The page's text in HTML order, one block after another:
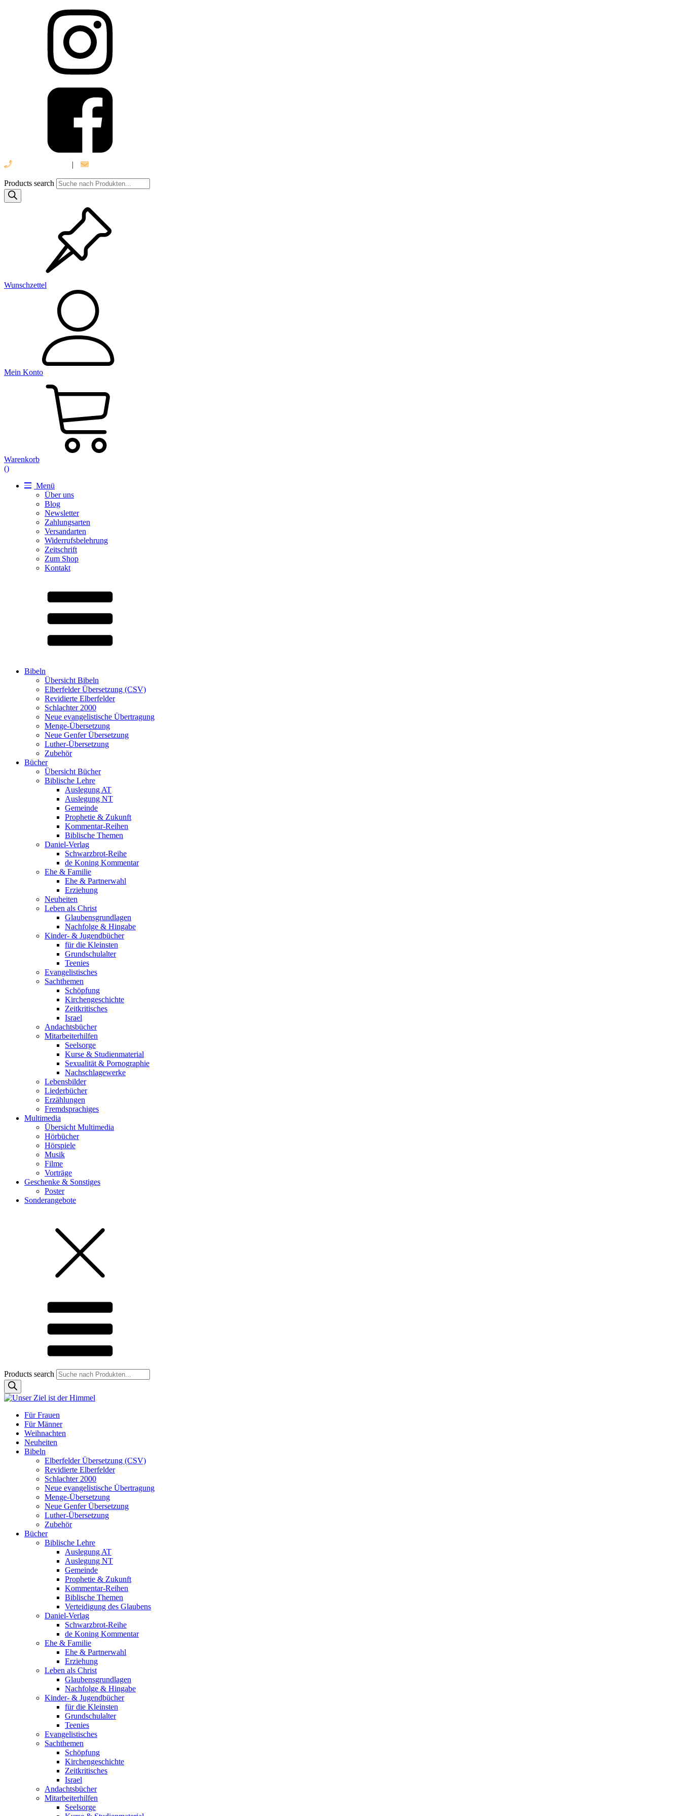
|
Products search
Wunschzettel
Mein Konto
Warenkorb
()
Menü
Über uns
Blog
Newsletter
Zahlungsarten
Versandarten
Widerrufsbelehrung
Zeitschrift
Zum Shop
Kontakt
Bibeln
Übersicht Bibeln
Elberfelder Übersetzung (CSV)
Revidierte Elberfelder
Schlachter 2000
Neue evangelistische Übertragung
Menge-Übersetzung
Neue Genfer Übersetzung
Luther-Übersetzung
Zubehör
Bücher
Übersicht Bücher
Biblische Lehre
Auslegung AT
Auslegung NT
Gemeinde
Prophetie & Zukunft
Kommentar-Reihen
Biblische Themen
Daniel-Verlag
Schwarzbrot-Reihe
de Koning Kommentar
Ehe & Familie
Ehe & Partnerwahl
Erziehung
Neuheiten
Leben als Christ
Glaubensgrundlagen
Nachfolge & Hingabe
Kinder- & Jugendbücher
für die Kleinsten
Grundschulalter
Teenies
Evangelistisches
Sachthemen
Schöpfung
Kirchengeschichte
Zeitkritisches
Israel
Andachtsbücher
Mitarbeiterhilfen
Seelsorge
Kurse & Studienmaterial
Sexualität & Pornographie
Nachschlagewerke
Lebensbilder
Liederbücher
Erzählungen
Fremdsprachiges
Multimedia
Übersicht Multimedia
Hörbücher
Hörspiele
Musik
Filme
Vorträge
Geschenke & Sonstiges
Poster
Sonderangebote
Products search
Für Frauen
Für Männer
Weihnachten
Neuheiten
Bibeln
Elberfelder Übersetzung (CSV)
Revidierte Elberfelder
Schlachter 2000
Neue evangelistische Übertragung
Menge-Übersetzung
Neue Genfer Übersetzung
Luther-Übersetzung
Zubehör
Bücher
Biblische Lehre
Auslegung AT
Auslegung NT
Gemeinde
Prophetie & Zukunft
Kommentar-Reihen
Biblische Themen
Verteidigung des Glaubens
Daniel-Verlag
Schwarzbrot-Reihe
de Koning Kommentar
Ehe & Familie
Ehe & Partnerwahl
Erziehung
Leben als Christ
Glaubensgrundlagen
Nachfolge & Hingabe
Kinder- & Jugendbücher
für die Kleinsten
Grundschulalter
Teenies
Evangelistisches
Sachthemen
Schöpfung
Kirchengeschichte
Zeitkritisches
Israel
Andachtsbücher
Mitarbeiterhilfen
Seelsorge